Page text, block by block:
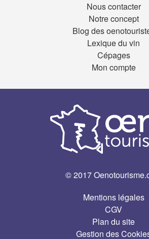
Nous contacter
Notre concept
Blog des
Lexique du vin
Cépages
Mon compte
© 2017
Mentions légales
CGV
Plan du site
Gestion des